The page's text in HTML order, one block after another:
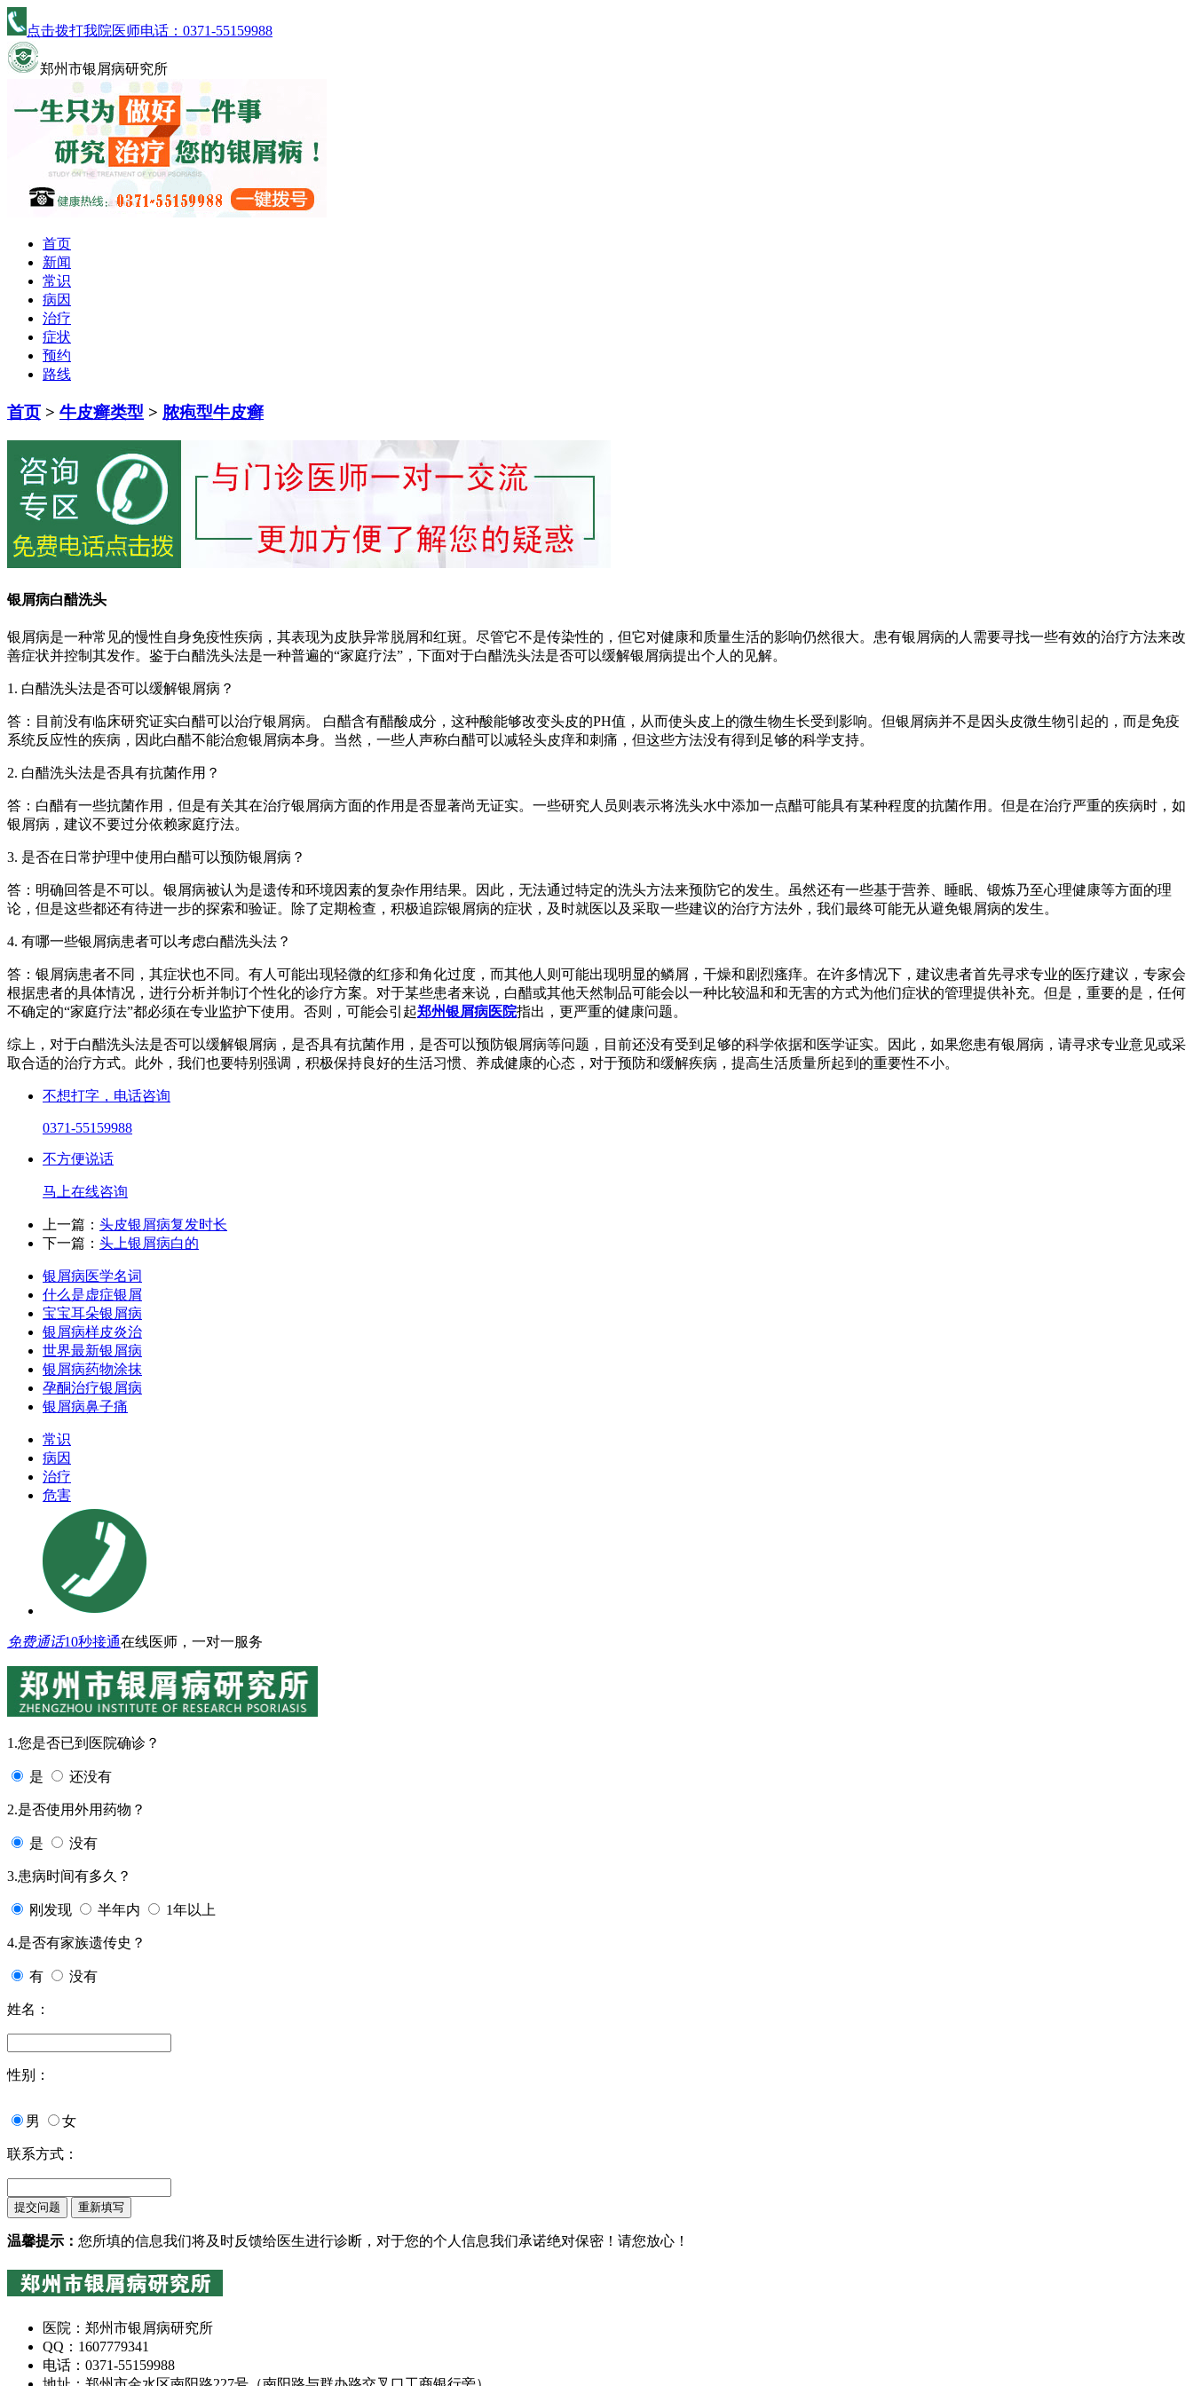
点击拨打我院医师电话： 0371-55159988
郑州市银屑病研究所
首页
新闻
常识
病因
治疗
症状
预约
路线
首页 > 牛皮癣类型 > 脓疱型牛皮癣
银屑病白醋洗头
银屑病是一种常见的慢性自身免疫性疾病，其表现为皮肤异常脱屑和红斑。尽管它不是传染性的，但它对健康和质量生活的影响仍然很大。患有银屑病的人需要寻找一些有效的治疗方法来改
善症状并控制其发作。鉴于白醋洗头法是一种普遍的“家庭疗法”，下面对于白醋洗头法是否可以缓解银屑病提出个人的见解。
1. 白醋洗头法是否可以缓解银屑病？
答：目前没有临床研究证实白醋可以治疗银屑病。 白醋含有醋酸成分，这种酸能够改变头皮的PH值，从而使头皮上的微生物生长受到影响。但银屑病并不是因头皮微生物引起的，而是免疫
系统反应性的疾病，因此白醋不能治愈银屑病本身。当然，一些人声称白醋可以减轻头皮痒和刺痛，但这些方法没有得到足够的科学支持。
2. 白醋洗头法是否具有抗菌作用？
答：白醋有一些抗菌作用，但是有关其在治疗银屑病方面的作用是否显著尚无证实。一些研究人员则表示将洗头水中添加一点醋可能具有某种程度的抗菌作用。但是在治疗严重的疾病时，如
银屑病，建议不要过分依赖家庭疗法。
3. 是否在日常护理中使用白醋可以预防银屑病？
答：明确回答是不可以。银屑病被认为是遗传和环境因素的复杂作用结果。因此，无法通过特定的洗头方法来预防它的发生。虽然还有一些基于营养、睡眠、锻炼乃至心理健康等方面的理
论，但是这些都还有待进一步的探索和验证。除了定期检查，积极追踪银屑病的症状，及时就医以及采取一些建议的治疗方法外，我们最终可能无从避免银屑病的发生。
4. 有哪一些银屑病患者可以考虑白醋洗头法？
答：银屑病患者不同，其症状也不同。有人可能出现轻微的红疹和角化过度，而其他人则可能出现明显的鳞屑，干燥和剧烈瘙痒。在许多情况下，建议患者首先寻求专业的医疗建议，专家会
根据患者的具体情况，进行分析并制订个性化的诊疗方案。对于某些患者来说，白醋或其他天然制品可能会以一种比较温和和无害的方式为他们症状的管理提供补充。但是，重要的是，任何
不确定的“家庭疗法”都必须在专业监护下使用。否则，可能会引起郑州银屑病医院指出，更严重的健康问题。
综上，对于白醋洗头法是否可以缓解银屑病，是否具有抗菌作用，是否可以预防银屑病等问题，目前还没有受到足够的科学依据和医学证实。因此，如果您患有银屑病，请寻求专业意见或采
取合适的治疗方式。此外，我们也要特别强调，积极保持良好的生活习惯、养成健康的心态，对于预防和缓解疾病，提高生活质量所起到的重要性不小。
不想打字，电话咨询
0371-55159988
不方便说话
马上在线咨询
上一篇： 头皮银屑病复发时长
下一篇： 头上银屑病白的
银屑病医学名词
什么是虚症银屑
宝宝耳朵银屑病
银屑病样皮炎治
世界最新银屑病
银屑病药物涂抹
孕酮治疗银屑病
银屑病鼻子痛
常识
病因
治疗
危害
免费通话10秒接通在线医师，一对一服务
1.您是否已到医院确诊？
是 还没有
2.是否使用外用药物？
是 没有
3.患病时间有多久？
刚发现 半年内 1年以上
4.是否有家族遗传史？
有 没有
姓名：
性别：
男 女
联系方式：
温馨提示： 您所填的信息我们将及时反馈给医生进行诊断，对于您的个人信息我们承诺绝对保密！请您放心！
医院：郑州市银屑病研究所
QQ：1607779341
电话：0371-55159988